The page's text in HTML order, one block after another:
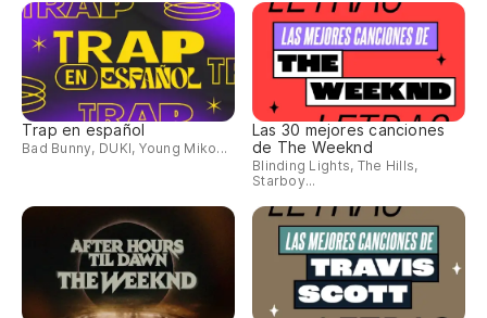
Trap en español
Bad Bunny, DUKI, Young Miko...
Las 30 mejores canciones
de The Weeknd
Blinding Lights, The Hills,
Starboy...